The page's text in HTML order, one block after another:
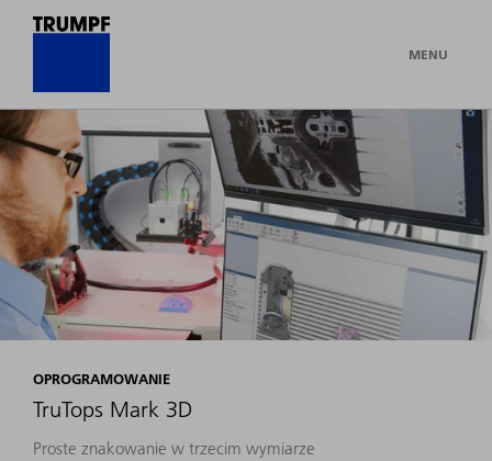
MENU
OPROGRAMOWANIE
TruTops Mark 3D
Proste znakowanie w trzecim wymiarze